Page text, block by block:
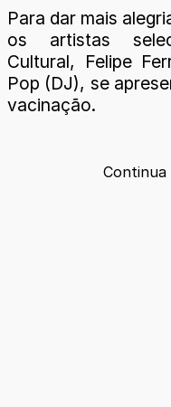
Para dar mais
os artistas
Cultural, Felipe
Pop (DJ), se
vacinação.
Continua